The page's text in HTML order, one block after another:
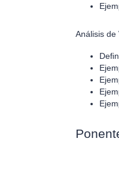
Análisis de